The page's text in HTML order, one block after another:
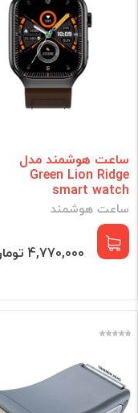
ساعت هوشمند مدل
Green Lion Ridge
smart watch
ساعت هوشمند
4,770,000 تومان